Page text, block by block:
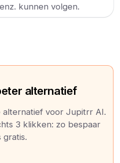
kunnen volgen.
alternatief
alternatief voor Jupitrr AI.
3 klikken: zo bespaar
gratis.